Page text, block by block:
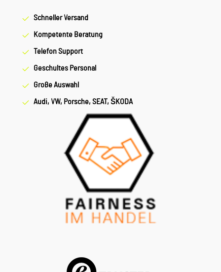
Schneller Versand
Kompetente Beratung
Telefon Support
Geschultes Personal
Große Auswahl
Audi, VW, Porsche, SEAT, ŠKODA